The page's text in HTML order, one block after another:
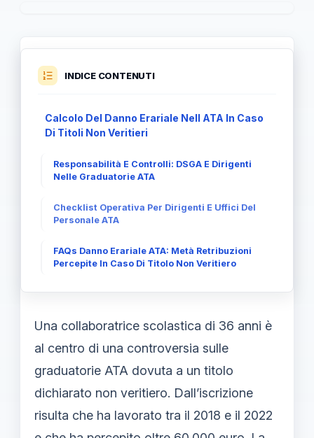
INDICE CONTENUTI
Calcolo Del Danno Erariale Nell ATA In Caso
Di Titoli Non Veritieri
Responsabilità E Controlli: DSGA E Dirigenti
Nelle Graduatorie ATA
Checklist Operativa Per Dirigenti E Uffici Del
Personale ATA
FAQs Danno Erariale ATA: Metà Retribuzioni
Percepite In Caso Di Titolo Non Veritiero
Una collaboratrice scolastica di 36 anni è
al centro di una controversia sulle
graduatorie ATA dovuta a un titolo
dichiarato non veritiero. Dall’iscrizione
risulta che ha lavorato tra il 2018 e il 2022